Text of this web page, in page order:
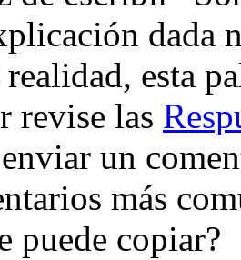
dada
esta
revise las
un
más
puede copiar?